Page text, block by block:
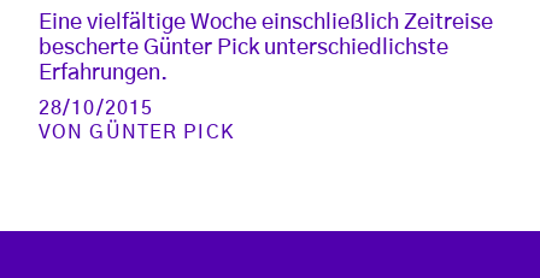
Eine vielfältige Woche einschließlich Zeitreise
bescherte Günter Pick unterschiedlichste
Erfahrungen.
28/10/2015
VONGÜNTER PICK